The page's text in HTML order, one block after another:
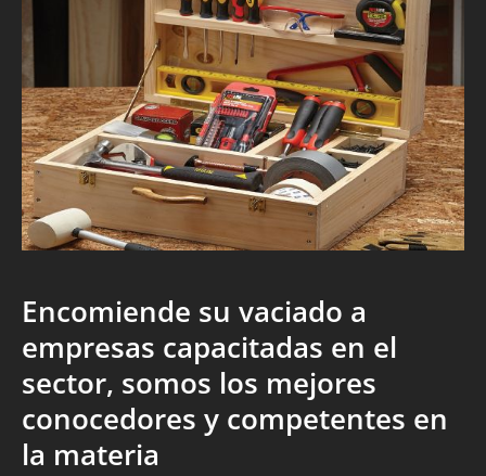
Encomiende su vaciado a
empresas capacitadas en el
sector, somos los mejores
conocedores y competentes en
la materia